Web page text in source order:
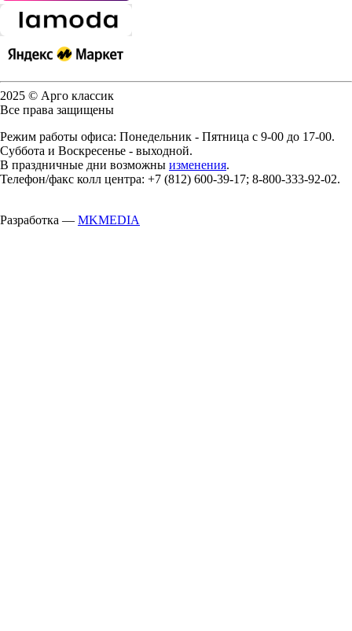
2025 © Арго классик
Все права защищены
Режим работы офиса: Понедельник - Пятница с 9-00 до 17-00.
Суббота и Воскресенье - выходной.
В праздничные дни возможны изменения.
Телефон/факс колл центра: +7 (812) 600-39-17; 8-800-333-92-02.
Разработка — MKMEDIA